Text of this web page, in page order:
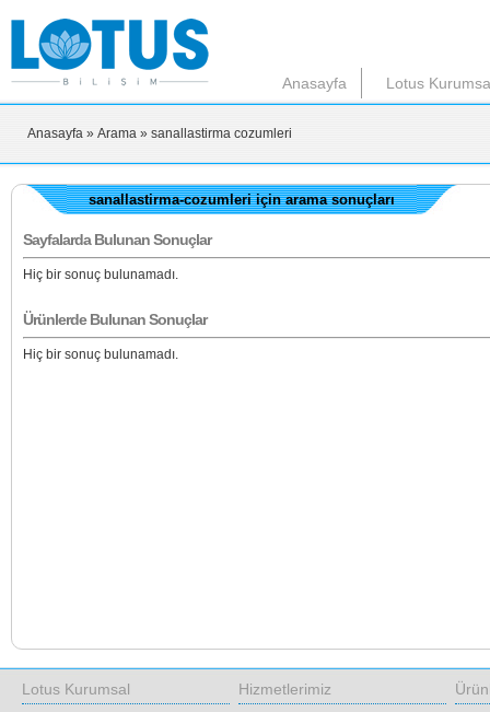
Anasayfa Lotus
Anasayfa » Arama » sanallastirma cozumleri
sanallastirma-cozumleri için arama sonuçları
Sayfalarda Bulunan Sonuçlar
Hiç bir sonuç bulunamadı.
Ürünlerde Bulunan Sonuçlar
Hiç bir sonuç bulunamadı.
Lotus Kurumsal Hizmetlerimiz